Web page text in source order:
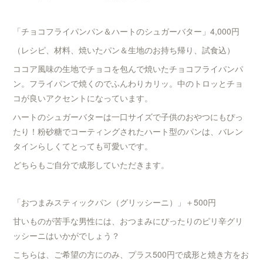
「チョコフライパンパン＆ハートのシュガーバター」4,000円
（レシピ、材料、焼いたパン＆生地のお持ち帰り、試食込）
ココア風味の生地でチョコを包んで焼いたチョコフライパンパ
ン。フライパンで焼くのでふんわりカリッ。中のトロッとチョ
コが良いアクセントになっています。
ハートのシュガーバターは一口サイズで子供のおやつにもぴっ
たり！粉砂糖でコーティングされたハート型のパンは、バレン
タインらしくてとっても可愛いです。
どちらもご自分で成形していただきます。
「おつまみスティックパン（グリッシーニ）」＋500円
甘いものが苦手な男性には、おつまみにぴったりのピリ辛グリ
ッシーニはいかがでしょう？
こちらは、ご希望の方にのみ、プラス500円で成形と焼き方をお